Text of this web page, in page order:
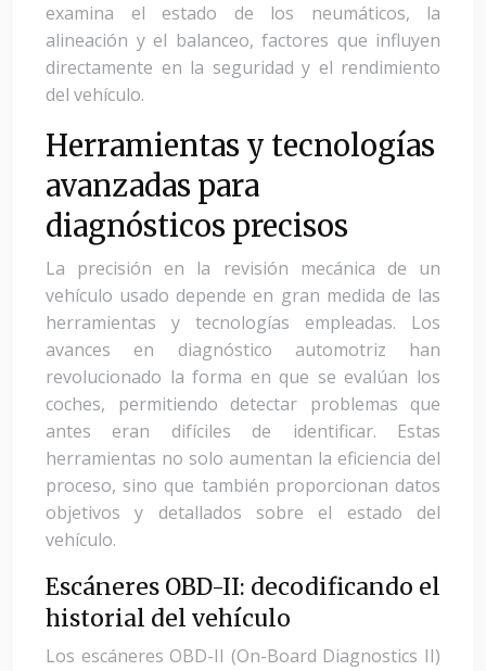
examina el estado de los neumáticos, la
alineación y el balanceo, factores que influyen
directamente en la seguridad y el rendimiento
del vehículo.
Herramientas y tecnologías
avanzadas para
diagnósticos precisos
La precisión en la revisión mecánica de un
vehículo usado depende en gran medida de las
herramientas y tecnologías empleadas. Los
avances en diagnóstico automotriz han
revolucionado la forma en que se evalúan los
coches, permitiendo detectar problemas que
antes eran difíciles de identificar. Estas
herramientas no solo aumentan la eficiencia del
proceso, sino que también proporcionan datos
objetivos y detallados sobre el estado del
vehículo.
Escáneres OBD-II: decodificando el
historial del vehículo
Los escáneres OBD-II (On-Board Diagnostics II)